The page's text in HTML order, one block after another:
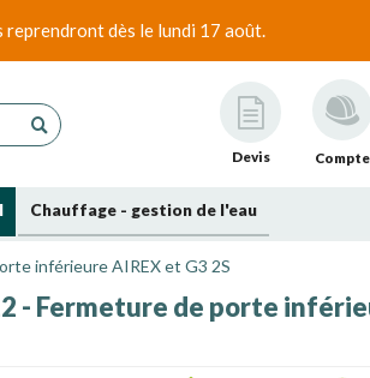
reprendront dès le lundi 17 août.
Devis Compte
Chauffage - gestion de l'eau
inférieure AIREX et G3 2S
- Fermeture de porte